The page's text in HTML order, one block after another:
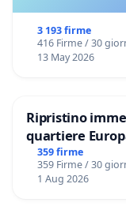
3 193 firme
416 Firme / 30
13 May 2026
Ripristino
quartiere
359 firme
359 Firme / 30
1 Aug 2026